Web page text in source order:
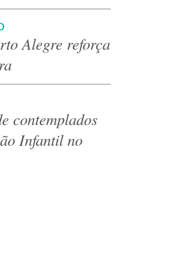
Alegre reforça
contemplados
Infantil no